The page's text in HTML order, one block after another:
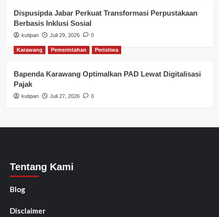
Dispusipda Jabar Perkuat Transformasi Perpustakaan
Berbasis Inklusi Sosial
kutipan Juli 29, 2026 0
Karawang Pemerintahan Peristiwa
Bapenda Karawang Optimalkan PAD Lewat Digitalisasi
Pajak
kutipan Juli 27, 2026 0
Tentang Kami
Blog
Disclaimer